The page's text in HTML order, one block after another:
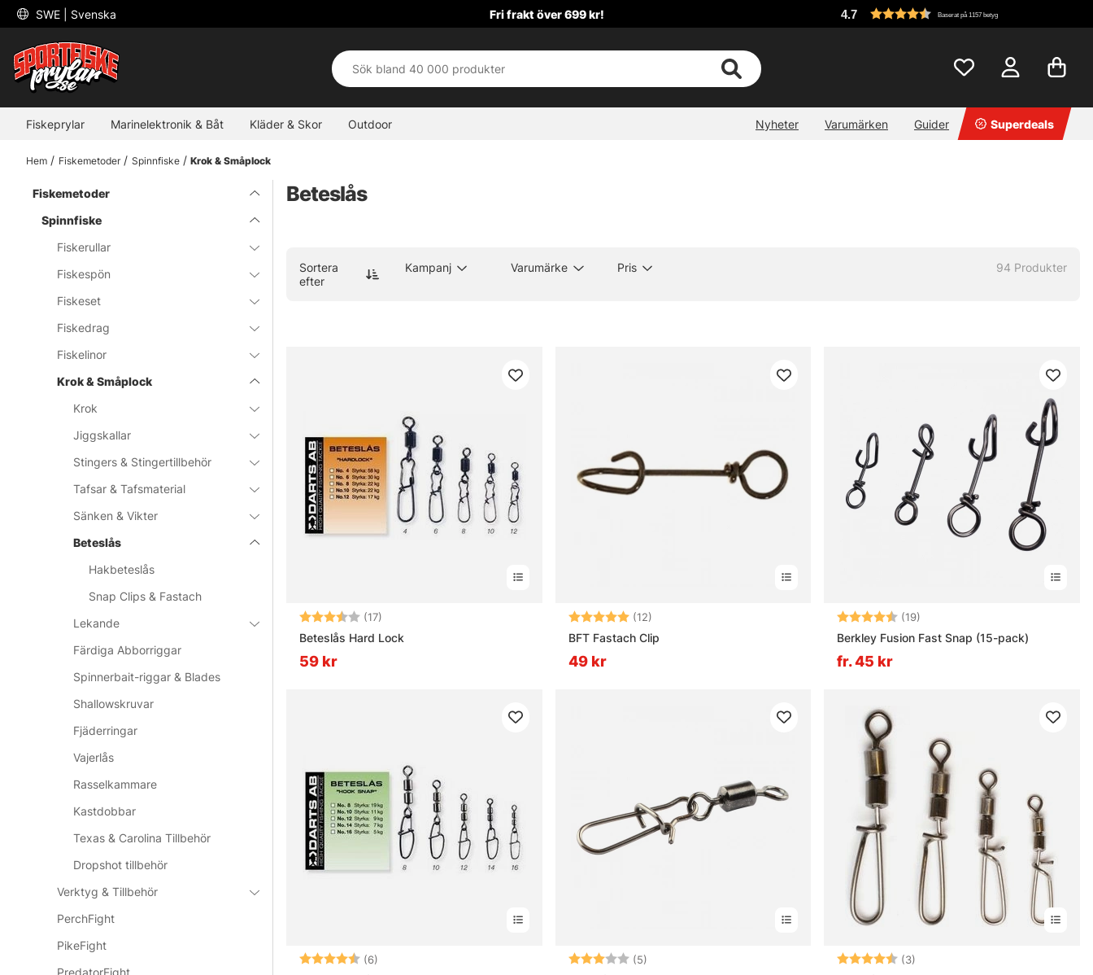
SWE | Svenska Fri frakt över 699 kr! 4.7 Baserat på 1157 betyg
Fiskeprylar Marinelektronik & Båt Kläder & Skor Outdoor Nyheter Varumärken Guider Superdeals
Hem Fiskemetoder Spinnfiske Krok & Småplock
Fiskemetoder
Spinnfiske
Fiskerullar
Fiskespön
Fiskeset
Fiskedrag
Fiskelinor
Krok & Småplock
Krok
Jiggskallar
Stingers & Stingertillbehör
Tafsar & Tafsmaterial
Sänken & Vikter
Beteslås
Hakbeteslås
Snap Clips & Fastach
Lekande
Färdiga Abborriggar
Spinnerbait-riggar & Blades
Shallowskruvar
Fjäderringar
Vajerlås
Rasselkammare
Kastdobbar
Texas & Carolina Tillbehör
Dropshot tillbehör
Verktyg & Tillbehör
PerchFight
PikeFight
Beteslås
Sortera
efter
Kampanj Varumärke Pris 94 Produkter
Betyg: (17)
Beteslås Hard Lock
59 kr
Betyg: (12)
BFT Fastach Clip
49 kr
Betyg: (19)
Berkley Fusion Fast Snap (15-pack)
fr. 45 kr
Betyg: (6) Betyg: (5) Betyg: (3)